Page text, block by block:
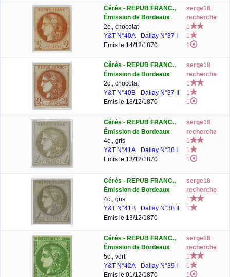
Cérès - REPUB FRANC.,
Émission de Bordeaux
2c., chocolat
Y&T N°40A
Dallay N°37 I
Emis le 14/12/1870
serge18
recherche
1
1
1
Cérès - REPUB FRANC.,
Émission de Bordeaux
2c., chocolat
Y&T N°40B
Dallay N°37 II
Emis le 18/12/1870
serge18
recherche
1
1
1
Cérès - REPUB FRANC.,
Émission de Bordeaux
4c., gris
Y&T N°41A
Dallay N°38 I
Emis le 13/12/1870
serge18
recherche
1
1
1
Cérès - REPUB FRANC.,
Émission de Bordeaux
4c., gris
Y&T N°41B
Dallay N°38 II
Emis le 13/12/1870
serge18
recherche
1
1
Cérès - REPUB FRANC.,
Émission de Bordeaux
5c., vert
Y&T N°42A
Dallay N°39 I
Emis le 01/12/1870
serge18
recherche
1
1
1